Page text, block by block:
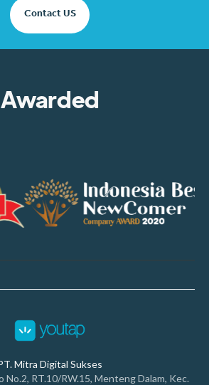
Contact US
Awarded
Mitra Digital Sukses
No.2, RT.10/RW.15, Menteng Dalam, Kec.